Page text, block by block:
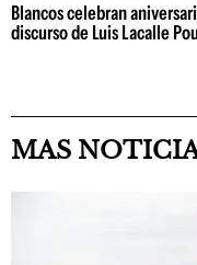
Blancos celebran
discurso de Luis Lacalle
MAS